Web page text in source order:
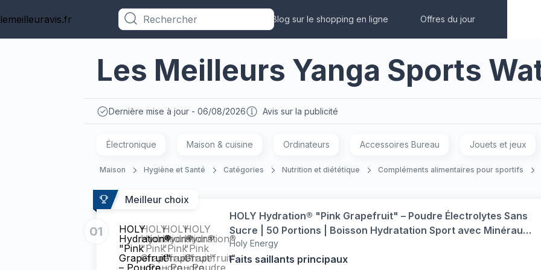
lemeilleuravis.fr Catégories Blog sur le shopping en ligne Offres du jour
Les Meilleurs Yanga Sports
Avis sur la publicité
Dernière mise à jour - 06/08/2026
Électronique Maison & cuisine Ordinateurs Accessoires Bureau Jouets et jeux
Maison Hygiène et Santé Catégories Nutrition et diététique Compléments alimentaires pour sportifs
Meilleur choix
01
HOLY
Hydration®
"Pink
Grapefruit"
– Poudre
HOLY
Hydration®
"Pink
Grapefruit"
– Poudre
HOLY
Hydration®
"Pink
Grapefruit"
– Poudre
HOLY
Hydration®
"Pink
Grapefruit"
– Poudre
HOLY Hydration® "Pink Grapefruit" – Poudre Électrolytes Sans
Sucre | 50 Portions | Boisson Hydratation Sport avec Minéraux,
Eau de Coco & Vitamines | Végan, Arômes Naturels (350g)
Holy Energy
Faits saillants principaux